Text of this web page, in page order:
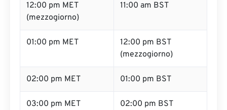
12:00 pm MET
(mezzogiorno)
11:00 am BST
01:00 pm MET
12:00 pm BST
(mezzogiorno)
02:00 pm MET 01:00 pm BST
03:00 pm MET 02:00 pm BST